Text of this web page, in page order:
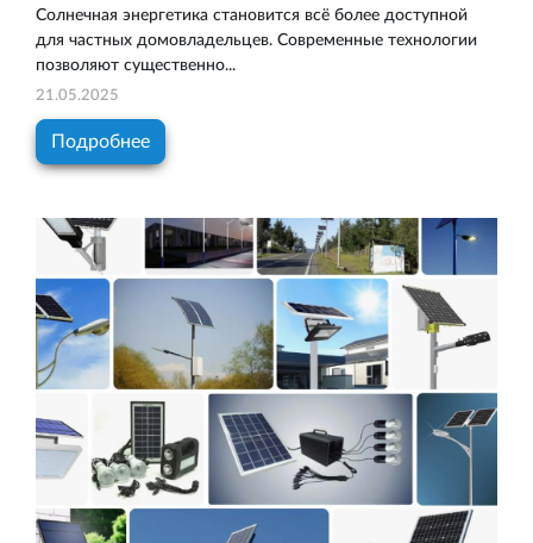
Солнечная энергетика становится всё более доступной
для частных домовладельцев. Современные технологии
позволяют существенно...
21.05.2025
Подробнее